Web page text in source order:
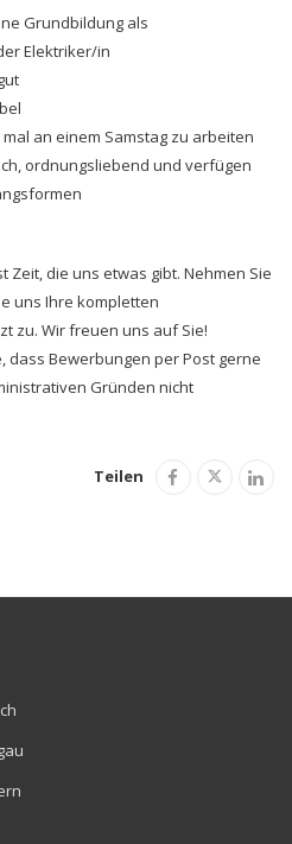
Grundbildung als
Elektriker/in
an einem Samstag zu arbeiten
ordnungsliebend und verfügen
Zeit, die uns etwas gibt. Nehmen Sie
uns Ihre kompletten
zu. Wir freuen uns auf Sie!
dass Bewerbungen per Post gerne
Gründen nicht
Teilen